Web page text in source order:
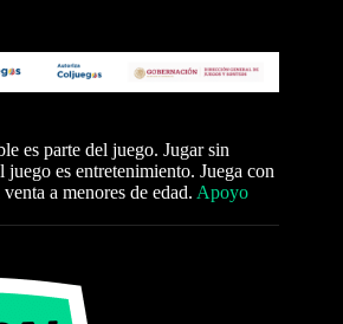
es parte del juego. Jugar sin
es entretenimiento. Juega con
a menores de edad. Apoyo